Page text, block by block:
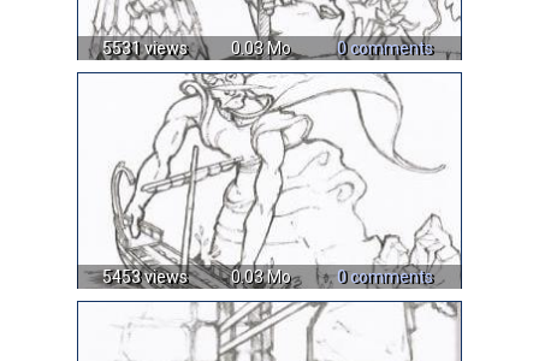
5531 views 0.03 Mo 0 comments
5453 views 0.03 Mo 0 comments